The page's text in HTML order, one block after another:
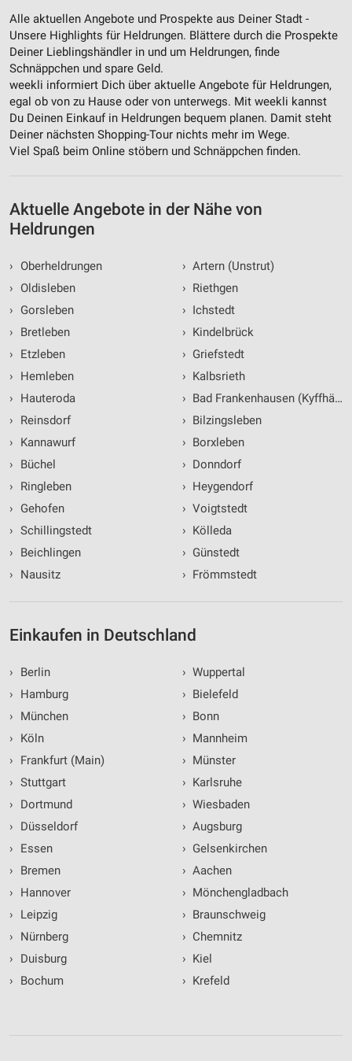
Alle aktuellen Angebote und Prospekte aus Deiner Stadt -
Unsere Highlights für Heldrungen. Blättere durch die Prospekte
Deiner Lieblingshändler in und um Heldrungen, finde
Schnäppchen und spare Geld.
weekli informiert Dich über aktuelle Angebote für Heldrungen,
egal ob von zu Hause oder von unterwegs. Mit weekli kannst
Du Deinen Einkauf in Heldrungen bequem planen. Damit steht
Deiner nächsten Shopping-Tour nichts mehr im Wege.
Viel Spaß beim Online stöbern und Schnäppchen finden.
Aktuelle Angebote in der Nähe von
Heldrungen
›
Oberheldrungen
›
Oldisleben
›
Gorsleben
›
Bretleben
›
Etzleben
›
Hemleben
›
Hauteroda
›
Reinsdorf
›
Kannawurf
›
Büchel
›
Ringleben
›
Gehofen
› Schillingstedt
›
Beichlingen
›
Nausitz
› Artern (Unstrut)
› Riethgen
› Ichstedt
› Kindelbrück
› Griefstedt
› Kalbsrieth
› Bad Frankenhausen
› Bilzingsleben
› Borxleben
› Donndorf
› Heygendorf
› Voigtstedt
› Kölleda
› Günstedt
› Frömmstedt
Einkaufen in Deutschland
›
Berlin
›
Hamburg
›
München
›
Köln
›
Frankfurt (Main)
› Stuttgart
›
Dortmund
›
Düsseldorf
›
Essen
›
Bremen
›
Hannover
›
Leipzig
›
Nürnberg
›
Duisburg
›
Bochum
› Wuppertal
› Bielefeld
› Bonn
› Mannheim
› Münster
› Karlsruhe
› Wiesbaden
› Augsburg
› Gelsenkirchen
› Aachen
› Mönchengladbach
› Braunschweig
› Chemnitz
› Kiel
› Krefeld